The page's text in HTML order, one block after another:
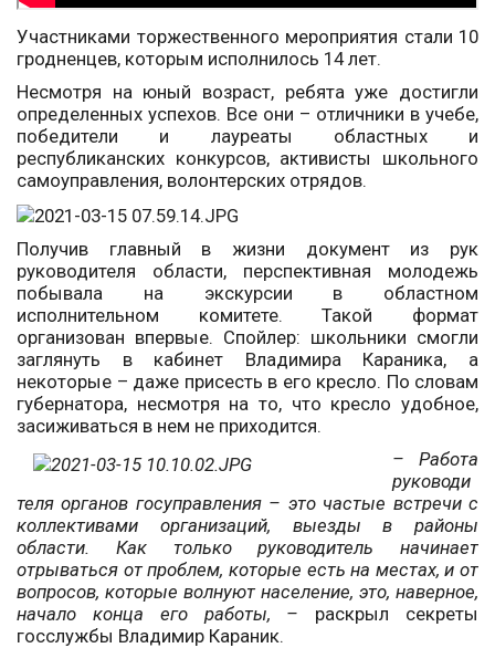
Участниками торжественного мероприятия стали 10
гродненцев, которым исполнилось 14 лет.
Несмотря на юный возраст, ребята уже достигли
определенных успехов. Все они – отличники в учебе,
победители и лауреаты областных и
республиканских конкурсов, активисты школьного
самоуправления, волонтерских отрядов.
Получив главный в жизни документ из рук
руководителя области, перспективная молодежь
побывала на экскурсии в областном
исполнительном комитете. Такой формат
организован впервые. Спойлер: школьники смогли
заглянуть в кабинет Владимира Караника, а
некоторые – даже присесть в его кресло. По словам
губернатора, несмотря на то, что кресло удобное,
засиживаться в нем не приходится.
– Работа
руководи
теля органов госуправления – это частые встречи с
коллективами организаций, выезды в районы
области. Как только руководитель начинает
отрываться от проблем, которые есть на местах, и от
вопросов, которые волнуют население, это, наверное,
начало конца его работы, – раскрыл секреты
госслужбы Владимир Караник.